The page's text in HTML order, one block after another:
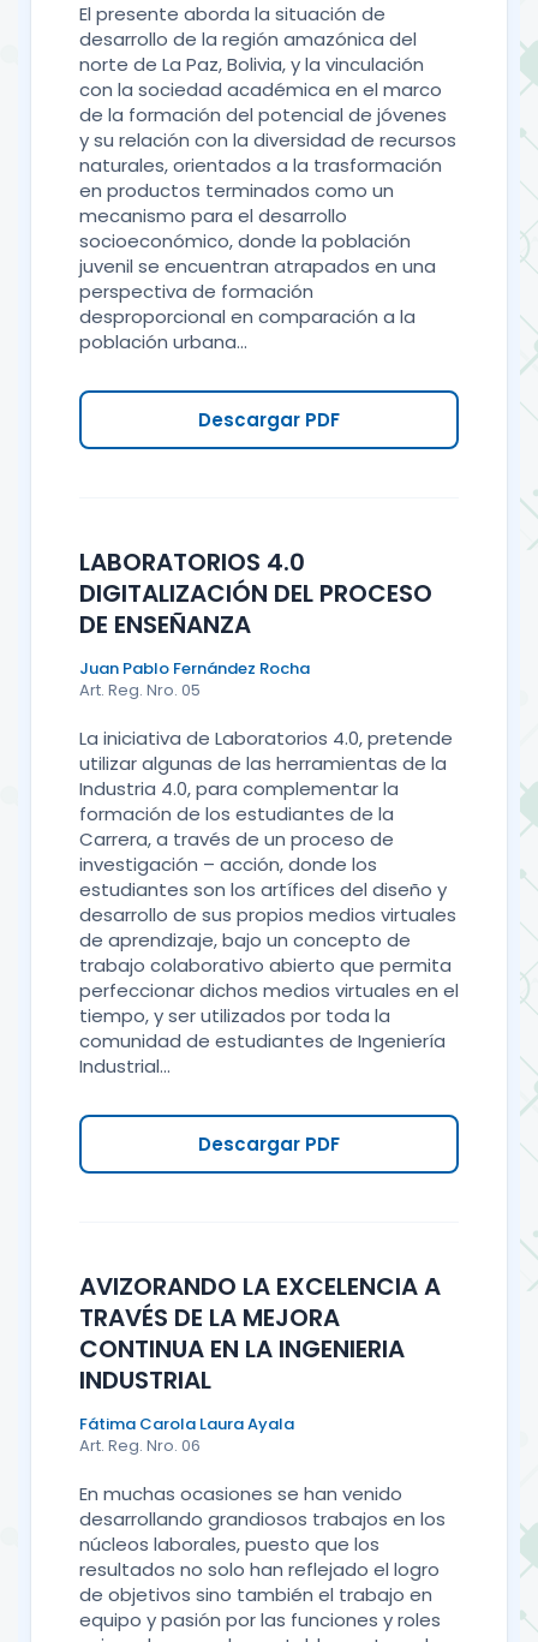
El presente aborda la situación de
desarrollo de la región amazónica del
norte de La Paz, Bolivia, y la vinculación
con la sociedad académica en el marco
de la formación del potencial de jóvenes
y su relación con la diversidad de recursos
naturales, orientados a la trasformación
en productos terminados como un
mecanismo para el desarrollo
socioeconómico, donde la población
juvenil se encuentran atrapados en una
perspectiva de formación
desproporcional en comparación a la
población urbana...
Descargar PDF
LABORATORIOS 4.0
DIGITALIZACIÓN DEL PROCESO
DE ENSEÑANZA
Juan Pablo Fernández Rocha
Art. Reg. Nro. 05
La iniciativa de Laboratorios 4.0, pretende
utilizar algunas de las herramientas de la
Industria 4.0, para complementar la
formación de los estudiantes de la
Carrera, a través de un proceso de
investigación – acción, donde los
estudiantes son los artífices del diseño y
desarrollo de sus propios medios virtuales
de aprendizaje, bajo un concepto de
trabajo colaborativo abierto que permita
perfeccionar dichos medios virtuales en el
tiempo, y ser utilizados por toda la
comunidad de estudiantes de Ingeniería
Industrial...
Descargar PDF
AVIZORANDO LA EXCELENCIA A
TRAVÉS DE LA MEJORA
CONTINUA EN LA INGENIERIA
INDUSTRIAL
Fátima Carola Laura Ayala
Art. Reg. Nro. 06
En muchas ocasiones se han venido
desarrollando grandiosos trabajos en los
núcleos laborales, puesto que los
resultados no solo han reflejado el logro
de objetivos sino también el trabajo en
equipo y pasión por las funciones y roles